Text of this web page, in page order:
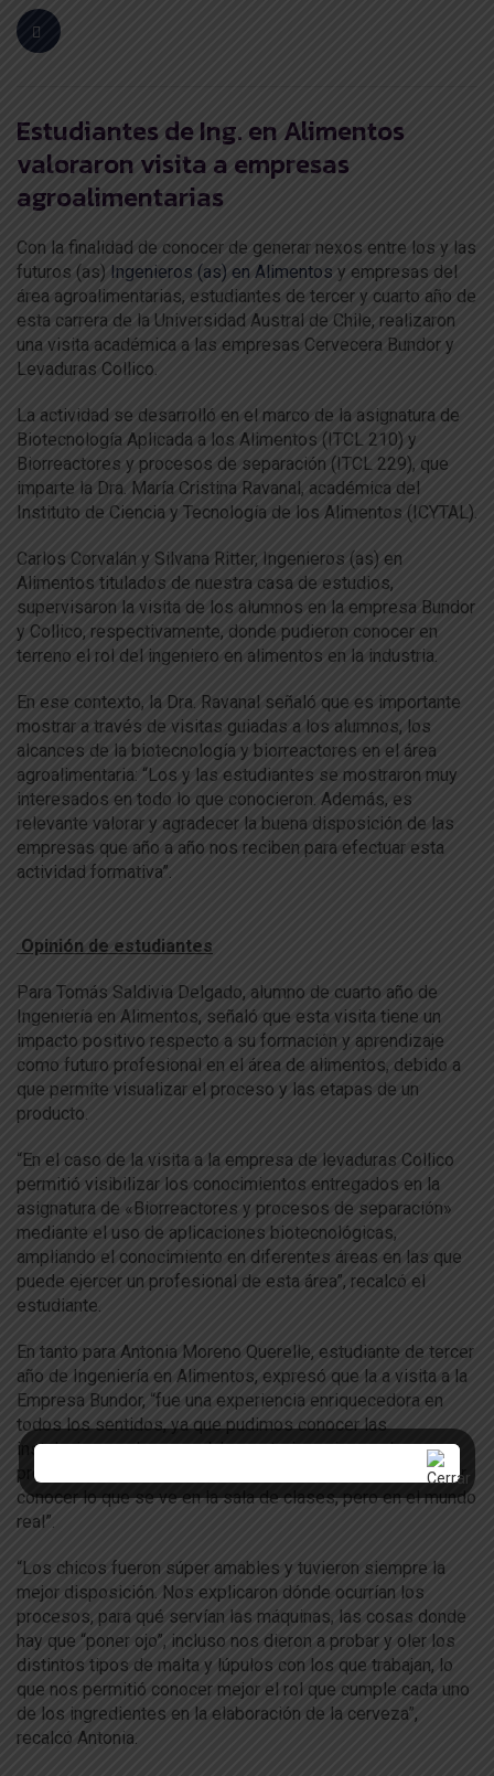
Estudiantes de Ing. en Alimentos
valoraron visita a empresas
agroalimentarias
Con la finalidad de conocer de generar nexos entre los y las
futuros (as) Ingenieros (as) en Alimentos y empresas del
área agroalimentarias, estudiantes de tercer y cuarto año de
esta carrera de la Universidad Austral de Chile, realizaron
una visita académica a las empresas Cervecera Bundor y
Levaduras Collico.
La actividad se desarrolló en el marco de la asignatura de
Biotecnología Aplicada a los Alimentos (ITCL 210) y
Biorreactores y procesos de separación (ITCL 229), que
imparte la Dra. María Cristina Ravanal, académica del
Instituto de Ciencia y Tecnología de los Alimentos (ICYTAL).
Carlos Corvalán y Silvana Ritter, Ingenieros (as) en
Alimentos titulados de nuestra casa de estudios,
supervisaron la visita de los alumnos en la empresa Bundor
y Collico, respectivamente, donde pudieron conocer en
terreno el rol del ingeniero en alimentos en la industria.
En ese contexto, la Dra. Ravanal señaló que es importante
mostrar a través de visitas guiadas a los alumnos, los
alcances de la biotecnología y biorreactores en el área
agroalimentaria: “Los y las estudiantes se mostraron muy
interesados en todo lo que conocieron. Además, es
relevante valorar y agradecer la buena disposición de las
empresas que año a año nos reciben para efectuar esta
actividad formativa”.
Opinión de estudiantes
Para Tomás Saldivia Delgado, alumno de cuarto año de
Ingeniería en Alimentos, señaló que esta visita tiene un
impacto positivo respecto a su formación y aprendizaje
como futuro profesional en el área de alimentos, debido a
que permite visualizar el proceso y las etapas de un
producto.
“En el caso de la visita a la empresa de levaduras Collico
permitió visibilizar los conocimientos entregados en la
asignatura de «Biorreactores y procesos de separación»
mediante el uso de aplicaciones biotecnológicas,
ampliando el conocimiento en diferentes áreas en las que
puede ejercer un profesional de esta área”, recalcó el
estudiante.
En tanto para Antonia Moreno Querelle, estudiante de tercer
año de Ingeniería en Alimentos, expresó que la a visita a la
Empresa Bundor, “fue una experiencia enriquecedora en
todos los sentidos, ya que pudimos conocer las
instalaciones, al personal, las materias primas y los
procesos de primera mano. Es muy distinto y bonito poder
conocer lo que se ve en la sala de clases, pero en el mundo
real”.
“Los chicos fueron súper amables y tuvieron siempre la
mejor disposición. Nos explicaron dónde ocurrían los
procesos, para qué servían las máquinas, las cosas donde
hay que “poner ojo”, incluso nos dieron a probar y oler los
distintos tipos de malta y lúpulos con los que trabajan, lo
que nos permitió conocer mejor el rol que cumple cada uno
de los ingredientes en la elaboración de la cerveza”,
recalcó Antonia.